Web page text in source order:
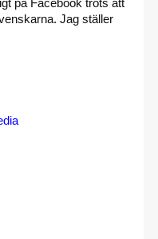
på Facebook trots att
Jag ställer